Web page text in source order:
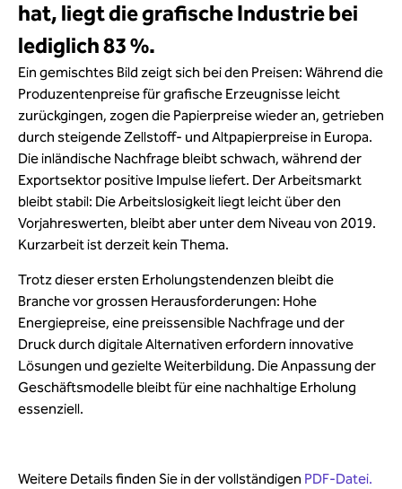
hat, liegt die grafische Industrie bei
lediglich 83 %.
Ein gemischtes Bild zeigt sich bei den Preisen: Während die
Produzentenpreise für grafische Erzeugnisse leicht
zurückgingen, zogen die Papierpreise wieder an, getrieben
durch steigende Zellstoff- und Altpapierpreise in Europa.
Die inländische Nachfrage bleibt schwach, während der
Exportsektor positive Impulse liefert. Der Arbeitsmarkt
bleibt stabil: Die Arbeitslosigkeit liegt leicht über den
Vorjahreswerten, bleibt aber unter dem Niveau von 2019.
Kurzarbeit ist derzeit kein Thema.
Trotz dieser ersten Erholungstendenzen bleibt die
Branche vor grossen Herausforderungen: Hohe
Energiepreise, eine preissensible Nachfrage und der
Druck durch digitale Alternativen erfordern innovative
Lösungen und gezielte Weiterbildung. Die Anpassung der
Geschäftsmodelle bleibt für eine nachhaltige Erholung
essenziell.
Weitere Details finden Sie in der vollständigen PDF-Datei.